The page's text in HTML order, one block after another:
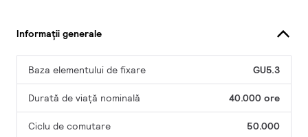
Informații generale
Baza elementului de fixare GU5.3
Durată de viață nominală 40.000 ore
Ciclu de comutare 50.000